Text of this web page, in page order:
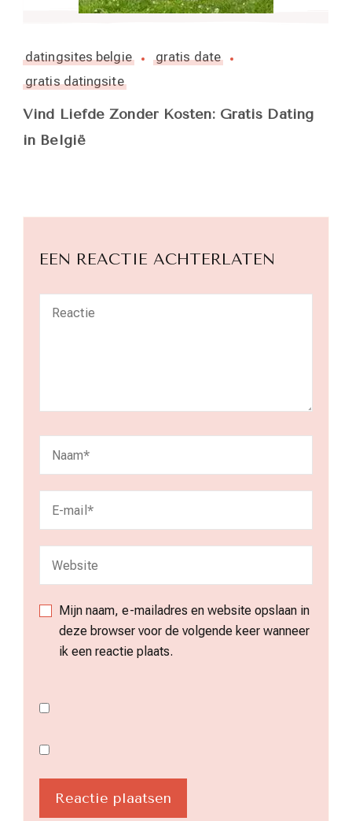
datingsites belgie
gratis date
gratis datingsite
Vind Liefde Zonder Kosten: Gratis Dating
in België
EEN REACTIE ACHTERLATEN
Mijn naam, e-mailadres en website opslaan in
deze browser voor de volgende keer wanneer
ik een reactie plaats.